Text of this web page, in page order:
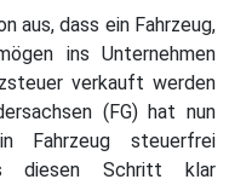
aus, dass ein Fahrzeug,
ins Unternehmen
verkauft werden
(FG) hat nun
Fahrzeug steuerfrei
diesen Schritt klar